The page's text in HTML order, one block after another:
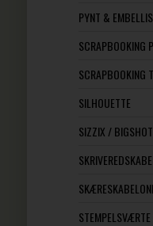
PYNT &
SCRAPBOOKING
SCRAPBOOKING
SILHOUETTE
SIZZIX / BIGSHOT